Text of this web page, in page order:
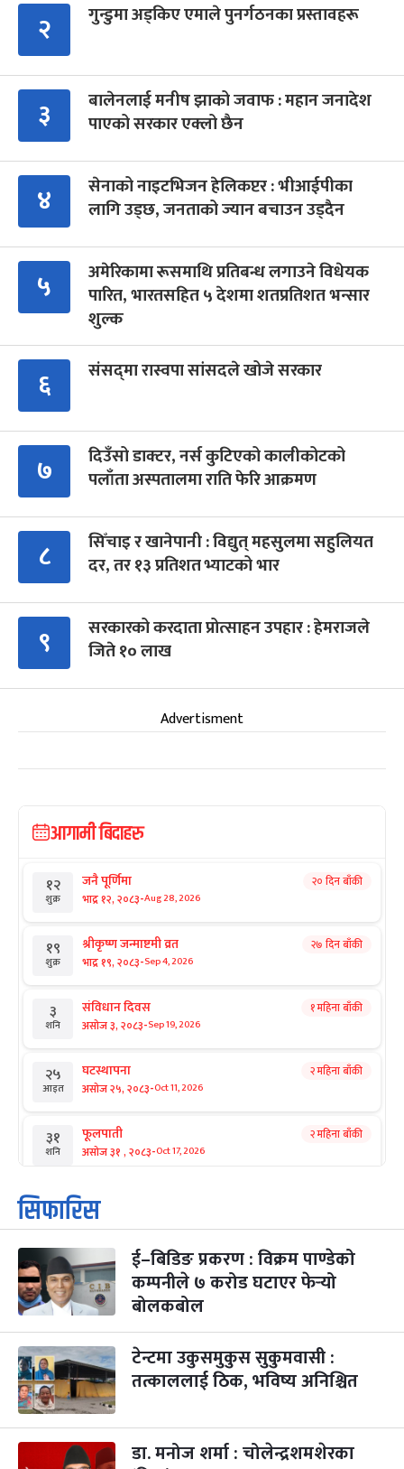
२ गुन्डुमा अड्किए एमाले पुनर्गठनका प्रस्तावहरू
३
बालेनलाई मनीष झाको जवाफ : महान जनादेश
पाएको सरकार एक्लो छैन
४
सेनाको नाइटभिजन हेलिकप्टर : भीआईपीका
लागि उड्छ, जनताको ज्यान बचाउन उड्दैन
५
अमेरिकामा रूसमाथि प्रतिबन्ध लगाउने विधेयक
पारित, भारतसहित ५ देशमा शतप्रतिशत भन्सार
शुल्क
६ संसद्‍मा रास्वपा सांसदले खोजे सरकार
७
दिउँसो डाक्टर, नर्स कुटिएको कालीकोटको
पलाँता अस्पतालमा राति फेरि आक्रमण
८
सिँचाइ र खानेपानी : विद्युत् महसुलमा सहुलियत
दर, तर १३ प्रतिशत भ्याटको भार
९
सरकारको करदाता प्रोत्साहन उपहार : हेमराजले
जिते १० लाख
Advertisment
आगामी बिदाहरु
१२
शुक्र
जनै पूर्णिमा
भाद्र १२, २०८३-Aug 28, 2026
२० दिन बाँकी
१९
शुक्र
श्रीकृष्ण जन्माष्टमी व्रत
भाद्र १९, २०८३-Sep 4, 2026
२७ दिन बाँकी
३
शनि
संविधान दिवस
असोज ३, २०८३-Sep 19, 2026
१ महिना बाँकी
२५
आइत
घटस्थापना
असोज २५, २०८३-Oct 11, 2026
२ महिना बाँकी
३१
शनि
फूलपाती
असोज ३१ , २०८३-Oct 17, 2026
२ महिना बाँकी
१
आइत
कार्तिक सङ्क्रान्ति
कार्तिक १, २०८३
३
मंगल
महानवमी
कार्तिक ३, २०८३-Oct 20, 2026
२ महिना बाँकी
४
५
बिहि
पापा‌ङ्कुशा एकादशी व्रत
कार्तिक ५, २०८३
२ महिना बाँकी
कुकुर तिहार ३ महिना बाँकी
सिफारिस
ई–बिडिङ प्रकरण : विक्रम पाण्डेको
कम्पनीले ७ करोड घटाएर फेर्‍यो
बोलकबोल
टेन्टमा उकुसमुकुस सुकुमवासी :
तत्काललाई ठिक, भविष्य अनिश्चित
डा. मनोज शर्मा : चोलेन्द्रशमशेरका